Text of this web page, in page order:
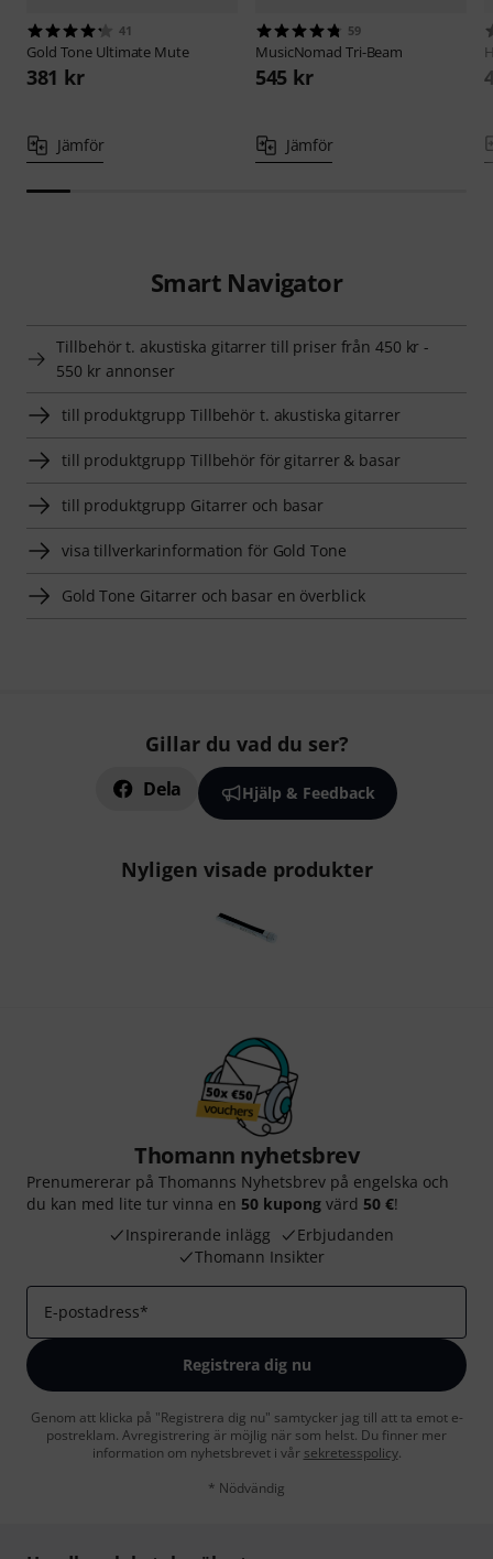
41
Gold Tone Ultimate Mute
381 kr
Jämför
59
MusicNomad Tri-Beam
545 kr
Jämför
Smart Navigator
Tillbehör t. akustiska gitarrer till priser från 450 kr -
550 kr annonser
till produktgrupp Tillbehör t. akustiska gitarrer
till produktgrupp Tillbehör för gitarrer & basar
till produktgrupp Gitarrer och basar
visa tillverkarinformation för Gold Tone
Gold Tone Gitarrer och basar en överblick
Gillar du vad du ser?
Dela Hjälp & Feedback
Nyligen visade produkter
Thomann nyhetsbrev
Prenumererar på Thomanns Nyhetsbrev på engelska och
du kan med lite tur vinna en 50 kupong värd 50 €!
Inspirerande inlägg
Erbjudanden
Thomann Insikter
E-postadress*
Registrera dig nu
Genom att klicka på "Registrera dig nu" samtycker jag till att ta emot e-
postreklam. Avregistrering är möjlig när som helst. Du finner mer
information om nyhetsbrevet i vår sekretesspolicy.
* Nödvändig